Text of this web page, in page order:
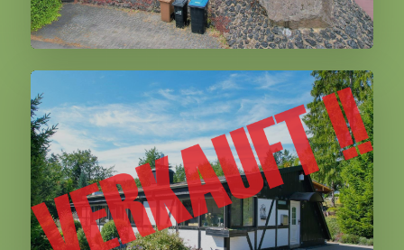
Birresborn